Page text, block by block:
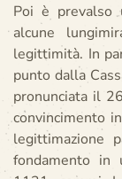
Poi è prevalso
alcune
legittimità. In
punto dalla
pronunciata il
convincimento
legittimazione
fondamento in